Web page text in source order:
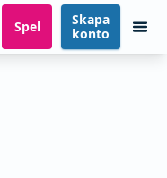
Spel
Skapa
konto